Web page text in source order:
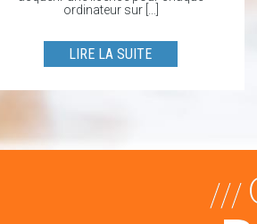
ordinateur sur […]
LIRE LA SUITE
///